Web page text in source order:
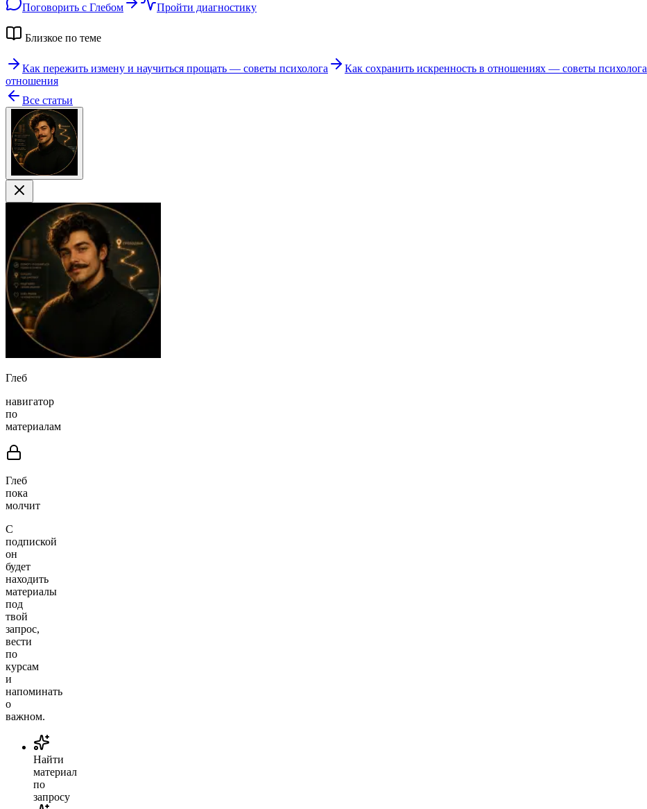
Поговорить с Глебом Пройти диагностику
Близкое по теме
Как пережить измену и научиться прощать — советы психолога Как сохранить искренность в отношениях — советы психолога
отношения
Все статьи
Глеб
навигатор
по
материалам
Глеб
пока
молчит
С
подпиской
он
будет
находить
материалы
под
твой
запрос,
вести
по
курсам
и
напоминать
о
важном.
Найти
материал
по
запросу